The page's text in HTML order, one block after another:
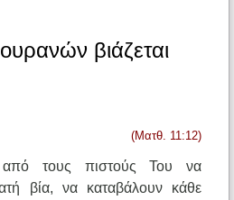
βιάζεται
(Ματθ. 11:12)
από τους πιστούς Του να
βία, να καταβάλουν κάθε